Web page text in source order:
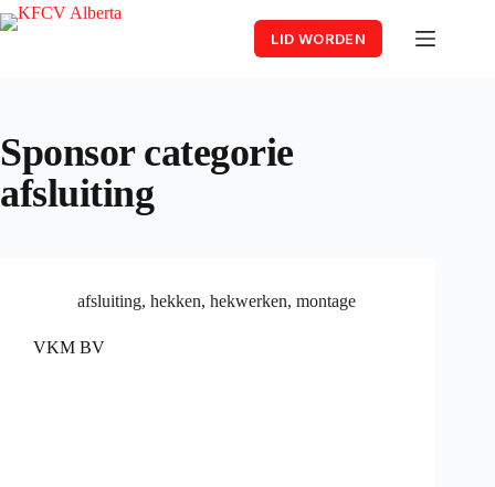
Skip
to
LID WORDEN
Sponsor categorie
afsluiting
afsluiting, hekken, hekwerken, montage
VKM BV